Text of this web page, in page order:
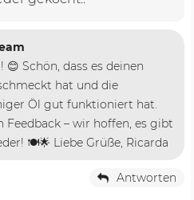
Schön, dass es deinen
hat und die
Öl gut funktioniert hat.
Feedback – wir hoffen, es gibt
🍽️🌟 Liebe Grüße, Ricarda
Antworten